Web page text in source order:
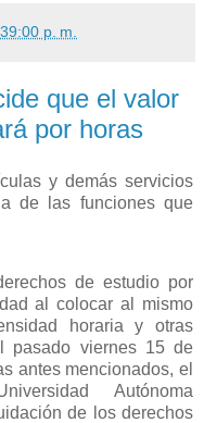
p. m.
que el valor
por horas
y demás servicios
de las funciones que
de estudio por
al colocar al mismo
horaria y otras
pasado viernes 15 de
antes mencionados, el
Autónoma
de los derechos